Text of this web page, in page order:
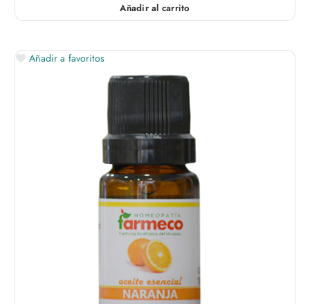
Añadir al carrito
Añadir a favoritos